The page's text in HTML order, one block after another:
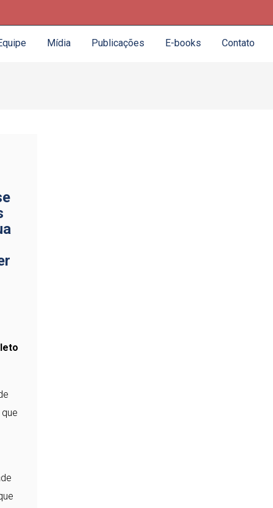
Mídia Publicações E-books Contato